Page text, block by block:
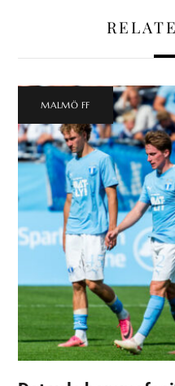
MALMÖ FF